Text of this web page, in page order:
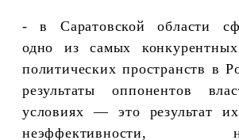
- в Саратовской области
одно из самых
политических пространств в
результаты оппонентов
условиях — это результат
неэффективности,